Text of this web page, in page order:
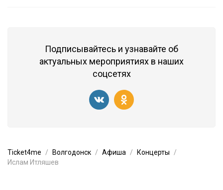
Подписывайтесь и узнавайте об
актуальных мероприятиях в наших
соцсетях
Ticket4me Волгодонск Афиша
Концерты
Ислам Итляшев